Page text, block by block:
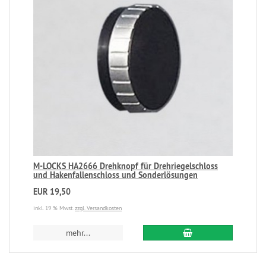
M-LOCKS HA2666 Drehknopf für Drehriegelschloss
und Hakenfallenschloss und Sonderlösungen
EUR 19,50
inkl. 19 % Mwst.zzgl. Versandkosten
mehr...